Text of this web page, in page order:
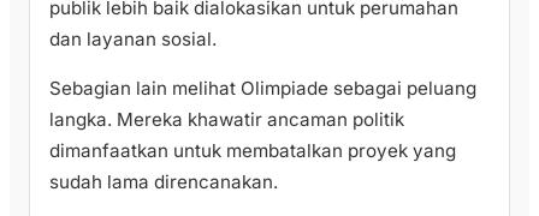
publik lebih baik dialokasikan untuk perumahan
dan layanan sosial.
Sebagian lain melihat Olimpiade sebagai peluang
langka. Mereka khawatir ancaman politik
dimanfaatkan untuk membatalkan proyek yang
sudah lama direncanakan.